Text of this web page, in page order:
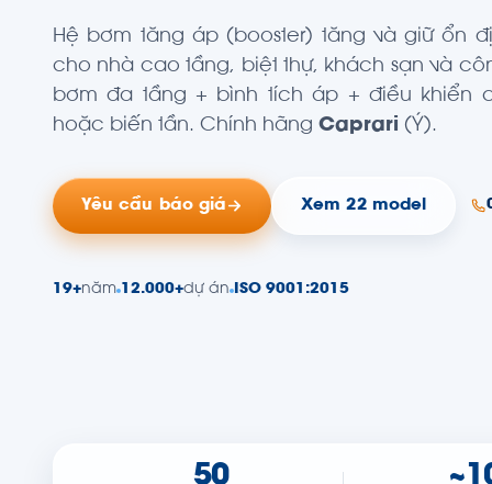
Hệ bơm tăng áp (booster) tăng và giữ ổn
cho nhà cao tầng, biệt thự, khách sạn và
bơm đa tầng + bình tích áp + điều khiển
hoặc biến tần. Chính hãng Caprari (Ý).
Yêu cầu báo giá Xem 22 model
19+năm 12.000+dự án ISO 9001:2015